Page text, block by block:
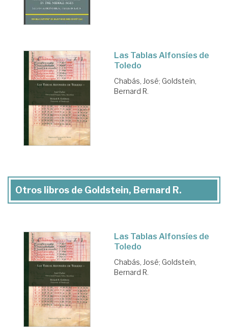
Las Tablas Alfonsíes de
Toledo
Chabás, José; Goldstein,
Bernard R.
Otros libros de Goldstein, Bernard R.
Las Tablas Alfonsíes de
Toledo
Chabás, José; Goldstein,
Bernard R.